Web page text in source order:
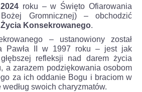
roku – w Święto Ofiarowania
Gromnicznej) – obchodzić
Życia Konsekrowanego.
– ustanowiony został
Pawła II w 1997 roku – jest jak
refleksji nad darem życia
a zarazem podziękowania osobom
za ich oddanie Bogu i braciom w
swoich charyzmatów.